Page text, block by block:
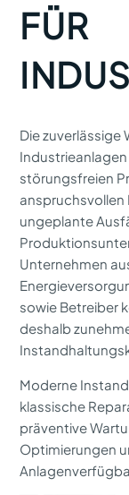
FÜR
Die zuverlässige
störungsfreien
ungeplante
Unternehmen
sowie Betreiber
deshalb
Moderne
klassische
präventive
Optimierungen